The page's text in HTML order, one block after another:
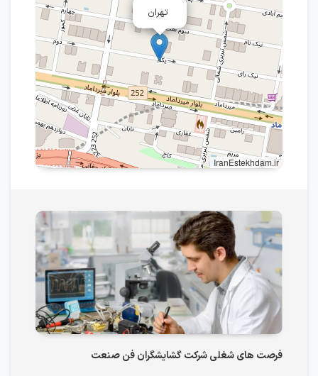
تهران
IranEstekhdam.ir
فرصت های شغلی شرکت گشایشگران فن صنعت